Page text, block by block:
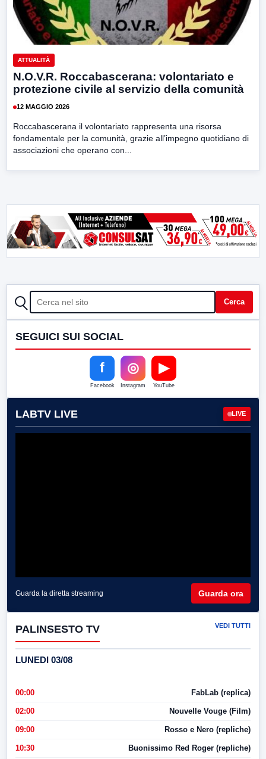
ATTUALITÀ
N.O.V.R. Roccabascerana: volontariato e
protezione civile al servizio della comunità
12 MAGGIO 2026
Roccabascerana il volontariato rappresenta una risorsa
fondamentale per la comunità, grazie all’impegno quotidiano di
associazioni che operano con...
CERCA Cerca
SEGUICI SUI SOCIAL
f
Facebook
◎
Instagram
▶
YouTube
LABTV LIVE LIVE
Guarda la diretta streaming Guarda ora
PALINSESTO TV VEDI TUTTI
LUNEDI 03/08
00:00 FabLab (replica)
02:00 Nouvelle Vouge (Film)
09:00 Rosso e Nero (repliche)
10:30 Buonissimo Red Roger (repliche)